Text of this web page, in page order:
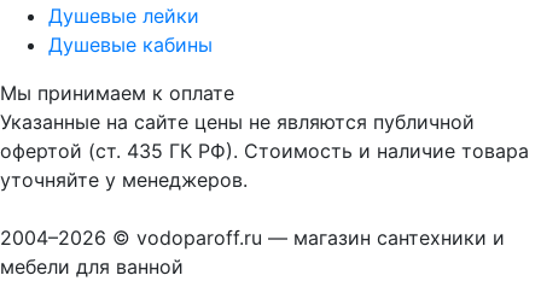
Душевые лейки
Душевые кабины
Мы принимаем к оплате
Указанные на сайте цены не являются публичной
офертой (ст. 435 ГК РФ). Стоимость и наличие товара
уточняйте у менеджеров.
2004–2026 © vodoparoff.ru — магазин сантехники и
мебели для ванной